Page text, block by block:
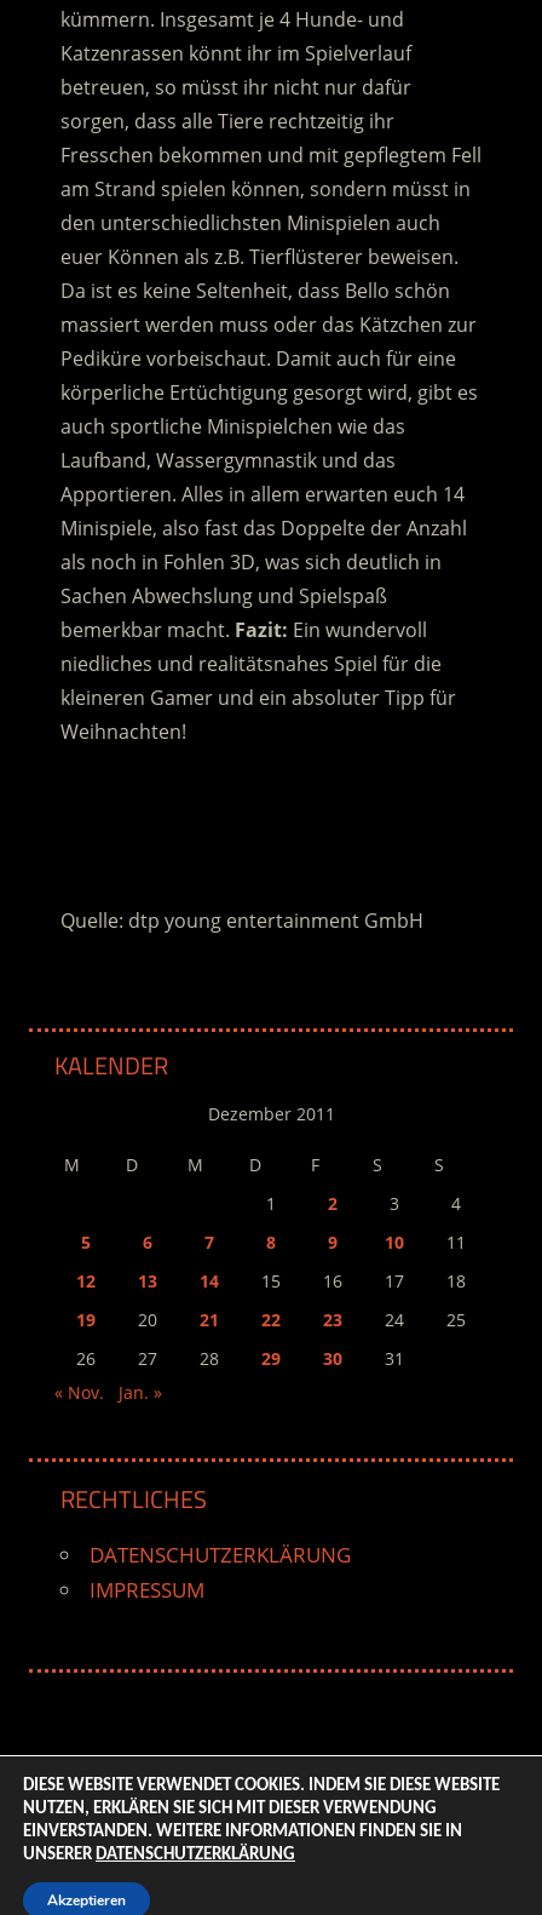
kümmern. Insgesamt je 4 Hunde- und
Katzenrassen könnt ihr im Spielverlauf
betreuen, so müsst ihr nicht nur dafür
sorgen, dass alle Tiere rechtzeitig ihr
Fresschen bekommen und mit gepflegtem Fell
am Strand spielen können, sondern müsst in
den unterschiedlichsten Minispielen auch
euer Können als z.B. Tierflüsterer beweisen.
Da ist es keine Seltenheit, dass Bello schön
massiert werden muss oder das Kätzchen zur
Pediküre vorbeischaut. Damit auch für eine
körperliche Ertüchtigung gesorgt wird, gibt es
auch sportliche Minispielchen wie das
Laufband, Wassergymnastik und das
Apportieren. Alles in allem erwarten euch 14
Minispiele, also fast das Doppelte der Anzahl
als noch in Fohlen 3D, was sich deutlich in
Sachen Abwechslung und Spielspaß
bemerkbar macht. Fazit: Ein wundervoll
niedliches und realitätsnahes Spiel für die
kleineren Gamer und ein absoluter Tipp für
Weihnachten!
Quelle: dtp young entertainment GmbH
KALENDER
Dezember 2011
M D M D F S
S
1
2 3
4
5
6 7 8 9 10
11
12
13 14 15 16 17
18
19
20 21 22 23 24
25
26
27 28 29 30
31
« Nov.
Jan. »
RECHTLICHES
DATENSCHUTZERKLÄRUNG
IMPRESSUM
© 2026 ENTERTAINMENT BASE – Life & Style Magazine.
All Rights Reserved. | Based on
DIESE WEBSITE VERWENDET COOKIES. INDEM SIE DIESE WEBSITE
NUTZEN, ERKLÄREN SIE SICH MIT DIESER VERWENDUNG
EINVERSTANDEN. WEITERE INFORMATIONEN FINDEN SIE IN
UNSERER DATENSCHUTZERKLÄRUNG
Akzeptieren